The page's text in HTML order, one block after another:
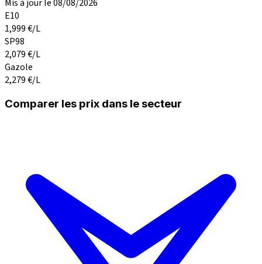
Mis à jour le 08/08/2026
E10
1,999€/L
SP98
2,079€/L
Gazole
2,279€/L
Comparer les prix dans le secteur